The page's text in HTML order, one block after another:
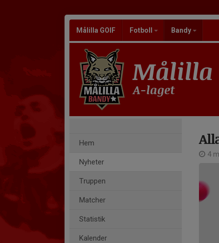
Målilla GOIF Fotboll Bandy
Målilla
A-laget
Hem
Nyheter
Truppen
Matcher
Statistik
Kalender
4